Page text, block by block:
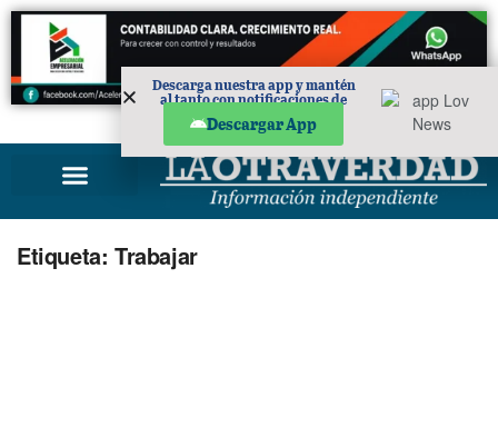
PUBLICIDAD
Etiqueta: Trabajar
Descarga nuestra app y mantén
al tanto con notificaciones de
noticias en tu móvil.
Descargar App